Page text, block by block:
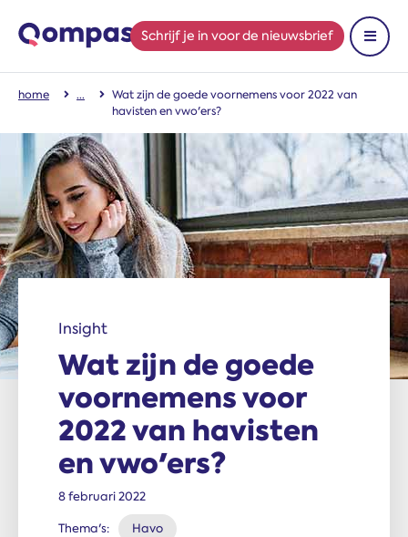
Schrijf je in voor de nieuwsbrief
Toon
home
Wat zijn de goede voornemens voor 2022 van
havisten en vwo'ers?
Insight
Wat zijn de goede
voornemens voor
2022 van havisten
en vwo'ers?
8 februari 2022
Thema's: Havo